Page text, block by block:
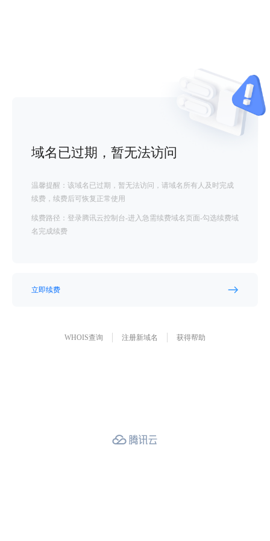
域名已过期，暂无法访问
温馨提醒：该域名已过期，暂无法访问，请域名所有人及时完成
续费，续费后可恢复正常使用
续费路径：登录腾讯云控制台-进入急需续费域名页面-勾选续费域
名完成续费
立即续费
WHOIS查询 注册新域名 获得帮助